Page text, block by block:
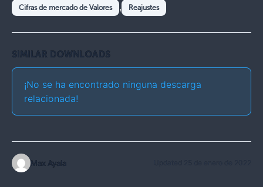
Cifras de mercado de Valores , Reajustes
SIMILAR DOWNLOADS
¡No se ha encontrado ninguna descarga
relacionada!
Max Ayala